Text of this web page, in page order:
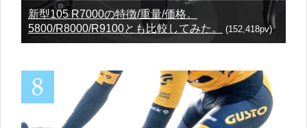
新型105 R7000の特徴/重量/価格。
5800/R8000/R9100とも比較してみた。
(152,418pv)